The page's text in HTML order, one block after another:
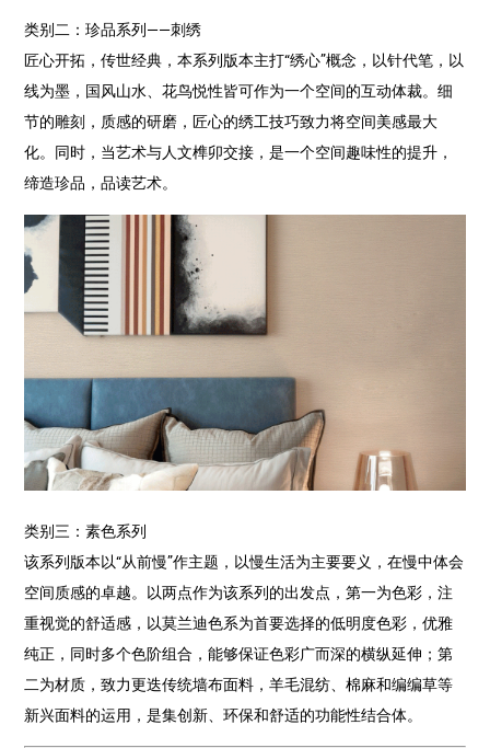
类别二：珍品系列——刺绣
匠心开拓，传世经典，本系列版本主打“绣心”概念，以针代笔，以
线为墨，国风山水、花鸟悦性皆可作为一个空间的互动体裁。细
节的雕刻，质感的研磨，匠心的绣工技巧致力将空间美感最大
化。同时，当艺术与人文榫卯交接，是一个空间趣味性的提升，
缔造珍品，品读艺术。
类别三：素色系列
该系列版本以“从前慢”作主题，以慢生活为主要要义，在慢中体会
空间质感的卓越。以两点作为该系列的出发点，第一为色彩，注
重视觉的舒适感，以莫兰迪色系为首要选择的低明度色彩，优雅
纯正，同时多个色阶组合，能够保证色彩广而深的横纵延伸；第
二为材质，致力更迭传统墙布面料，羊毛混纺、棉麻和编编草等
新兴面料的运用，是集创新、环保和舒适的功能性结合体。